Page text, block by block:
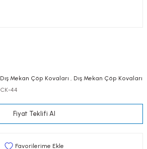
Dış Mekan Çöp Kovaları
Dış Mekan Çöp Kovaları
CK-44
Fiyat Teklifi Al